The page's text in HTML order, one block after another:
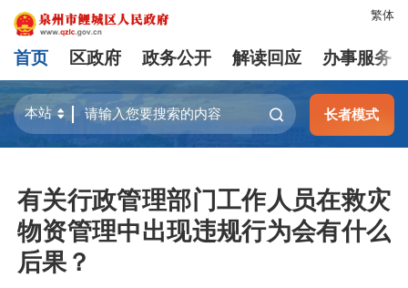
繁体
首页 区政府 政务公开 解读回应 办事服务
长者模式
有关行政管理部门工作人员在救灾
物资管理中出现违规行为会有什么
后果？